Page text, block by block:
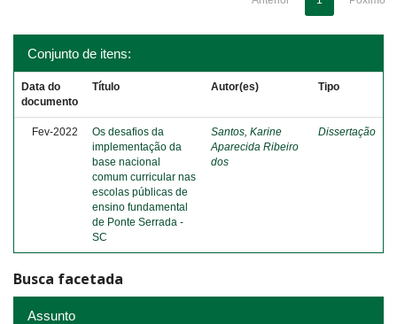
Conjunto de itens:
Data do
documento
Título Autor(es) Tipo
Fev-2022
Os desafios da
implementação da
base nacional
comum curricular nas
escolas públicas de
ensino fundamental
de Ponte Serrada -
SC
Santos, Karine
Aparecida Ribeiro
dos
Dissertação
Busca facetada
Assunto